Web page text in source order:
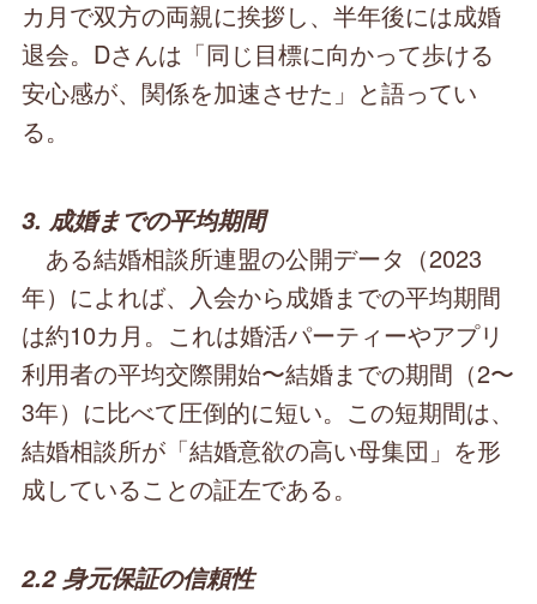
カ月で双方の両親に挨拶し、半年後には成婚
退会。Dさんは「同じ目標に向かって歩ける
安心感が、関係を加速させた」と語ってい
る。
3. 成婚までの平均期間
ある結婚相談所連盟の公開データ（2023
年）によれば、入会から成婚までの平均期間
は約10カ月。これは婚活パーティーやアプリ
利用者の平均交際開始〜結婚までの期間（2〜
3年）に比べて圧倒的に短い。この短期間は、
結婚相談所が「結婚意欲の高い母集団」を形
成していることの証左である。
2.2 身元保証の信頼性